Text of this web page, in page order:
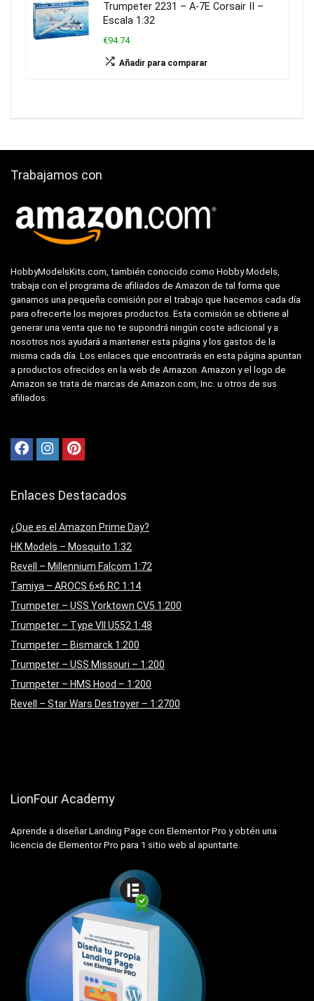
Trumpeter 2231 – A-7E Corsair II –
Escala 1:32
€94.74
Añadir para comparar
Trabajamos con
HobbyModelsKits.com, también conocido como Hobby Models,
trabaja con el programa de afiliados de Amazon de tal forma que
ganamos una pequeña comisión por el trabajo que hacemos cada día
para ofrecerte los mejores productos. Esta comisión se obtiene al
generar una venta que no te supondrá ningún coste adicional y a
nosotros nos ayudará a mantener esta página y los gastos de la
misma cada día. Los enlaces que encontrarás en esta página apuntan
a productos ofrecidos en la web de Amazon. Amazon y el logo de
Amazon se trata de marcas de Amazon.com, Inc. u otros de sus
afiliados.
Enlaces Destacados
¿Que es el Amazon Prime Day?
HK Models – Mosquito 1:32
Revell – Millennium Falcom 1:72
Tamiya – AROCS 6×6 RC 1:14
Trumpeter – USS Yorktown CV5 1:200
Trumpeter – Type VII U552 1:48
Trumpeter – Bismarck 1:200
Trumpeter – USS Missouri – 1:200
Trumpeter – HMS Hood – 1:200
Revell – Star Wars Destroyer – 1:2700
LionFour Academy
Aprende a diseñar Landing Page con Elementor Pro y obtén una
licencia de Elementor Pro para 1 sitio web al apuntarte.